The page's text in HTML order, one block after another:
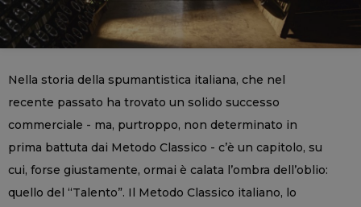
Nella storia della spumantistica italiana, che nel
recente passato ha trovato un solido successo
commerciale - ma, purtroppo, non determinato in
prima battuta dai Metodo Classico - c’è un capitolo, su
cui, forse giustamente, ormai è calata l’ombra dell’oblio:
quello del “Talento”. Il Metodo Classico italiano, lo